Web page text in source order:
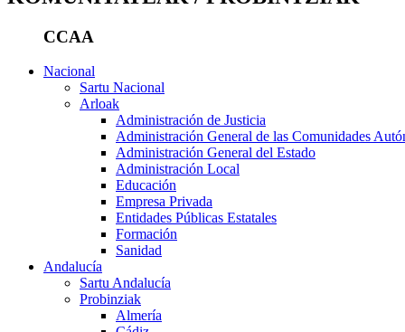
CCAA
Nacional
Sartu Nacional
Arloak
Administración de Justicia
Administración General de las Comunidades
Administración General del Estado
Administración Local
Educación
Empresa Privada
Entidades Públicas Estatales
Formación
Sanidad
Andalucía
Sartu Andalucía
Probinziak
Almería